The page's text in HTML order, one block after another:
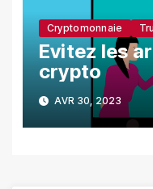
Cryptomonnaie
Evitez les
crypto
AVR 30, 2023